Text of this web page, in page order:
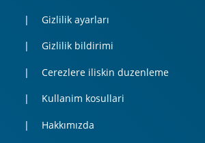
Gizlilik ayarları
Gizlilik bildirimi
Cerezlere iliskin duzenleme
Kullanim kosullari
Hakkımızda